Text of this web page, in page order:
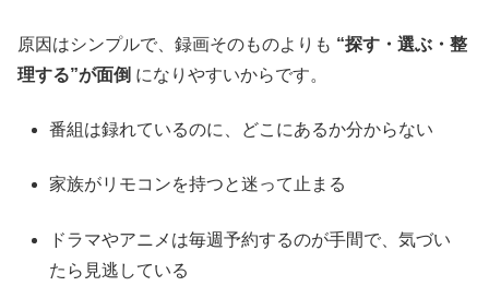
原因はシンプルで、録画そのものよりも “探す・選ぶ・整
理する”が面倒 になりやすいからです。
番組は録れているのに、どこにあるか分からない
家族がリモコンを持つと迷って止まる
ドラマやアニメは毎週予約するのが手間で、気づい
たら見逃している